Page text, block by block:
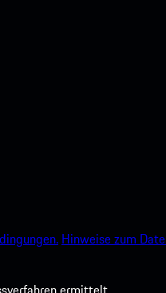
Hinweise zum